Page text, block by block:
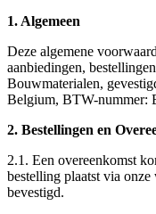
1. Algemeen
Deze algemene
aanbiedingen,
Bouwmaterialen,
Belgium, BTW-nummer:
2. Bestellingen en
2.1. Een overeenkomst
bestelling plaatst via
bevestigd.